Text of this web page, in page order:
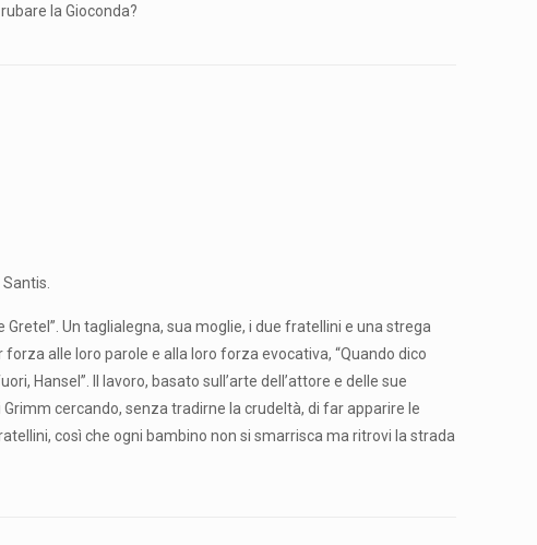
la Gioconda?
Un taglialegna, sua moglie, i due fratellini e una strega
alle loro parole e alla loro forza evocativa, “Quando dico
Hansel”. Il lavoro, basato sull’arte dell’attore e delle sue
cercando, senza tradirne la crudeltà, di far apparire le
così che ogni bambino non si smarrisca ma ritrovi la strada